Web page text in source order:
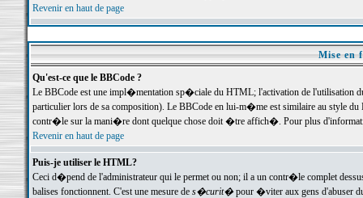
Revenir en haut de page
Mise en
Qu'est-ce que le BBCode ?
Le BBCode est une impl�mentation sp�ciale du HTML; l'activation de l'utilisation
particulier lors de sa composition). Le BBCode en lui-m�me est similaire au style
contr�le sur la mani�re dont quelque chose doit �tre affich�. Pour plus
Revenir en haut de page
Puis-je utiliser le HTML?
Ceci d�pend de l'administrateur qui le permet ou non; il a un contr�le complet
balises fonctionnent. C'est une mesure de s�curit�pour �viter aux gens d'abuser